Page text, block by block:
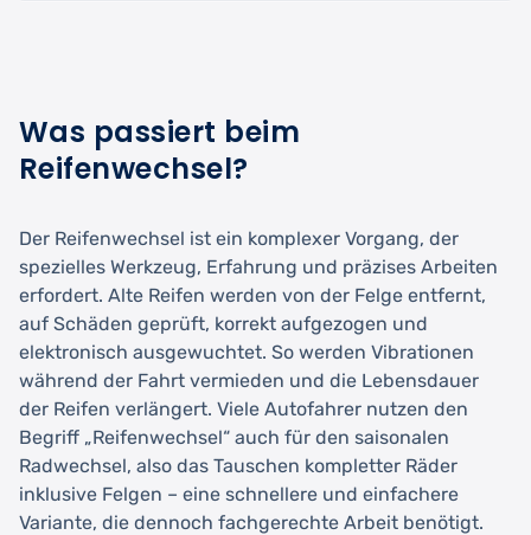
Was passiert beim
Reifenwechsel?
Der Reifenwechsel ist ein komplexer Vorgang, der
spezielles Werkzeug, Erfahrung und präzises Arbeiten
erfordert. Alte Reifen werden von der Felge entfernt,
auf Schäden geprüft, korrekt aufgezogen und
elektronisch ausgewuchtet. So werden Vibrationen
während der Fahrt vermieden und die Lebensdauer
der Reifen verlängert. Viele Autofahrer nutzen den
Begriff „Reifenwechsel“ auch für den saisonalen
Radwechsel, also das Tauschen kompletter Räder
inklusive Felgen – eine schnellere und einfachere
Variante, die dennoch fachgerechte Arbeit benötigt.